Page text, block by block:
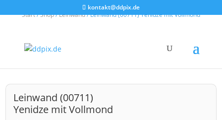
kontakt@ddpix.de
Start/Shop/Leinwand/ Leinwand (00711) Yenidze mit Vollmond
Leinwand (00711)
Yenidze mit Vollmond